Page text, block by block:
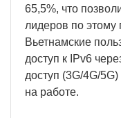
65,5%, что
лидеров по этому
Вьетнамские
доступ к IPv6
доступ (3G/4G/
на работе.